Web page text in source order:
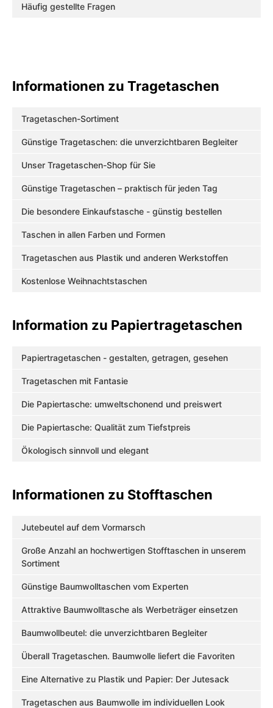
Häufig gestellte Fragen
Informationen zu Tragetaschen
Tragetaschen-Sortiment
Günstige Tragetaschen: die unverzichtbaren Begleiter
Unser Tragetaschen-Shop für Sie
Günstige Tragetaschen – praktisch für jeden Tag
Die besondere Einkaufstasche - günstig bestellen
Taschen in allen Farben und Formen
Tragetaschen aus Plastik und anderen Werkstoffen
Kostenlose Weihnachtstaschen
Information zu Papiertragetaschen
Papiertragetaschen - gestalten, getragen, gesehen
Tragetaschen mit Fantasie
Die Papiertasche: umweltschonend und preiswert
Die Papiertasche: Qualität zum Tiefstpreis
Ökologisch sinnvoll und elegant
Informationen zu Stofftaschen
Jutebeutel auf dem Vormarsch
Große Anzahl an hochwertigen Stofftaschen in unserem
Sortiment
Günstige Baumwolltaschen vom Experten
Attraktive Baumwolltasche als Werbeträger einsetzen
Baumwollbeutel: die unverzichtbaren Begleiter
Überall Tragetaschen. Baumwolle liefert die Favoriten
Eine Alternative zu Plastik und Papier: Der Jutesack
Tragetaschen aus Baumwolle im individuellen Look